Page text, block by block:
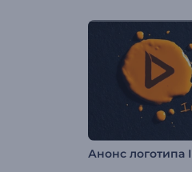
Анонс логотипа